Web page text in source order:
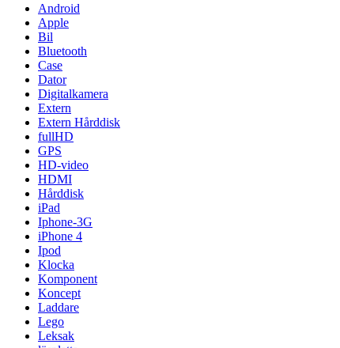
Android
Apple
Bil
Bluetooth
Case
Dator
Digitalkamera
Extern
Extern Hårddisk
fullHD
GPS
HD-video
HDMI
Hårddisk
iPad
Iphone-3G
iPhone 4
Ipod
Klocka
Komponent
Koncept
Laddare
Lego
Leksak